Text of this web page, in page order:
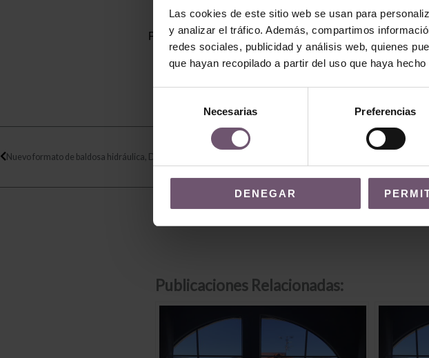
Las cookies de este sitio web se usan para
y analizar el tráfico. Además, compartimos
redes sociales, publicidad y análisis web, quienes
que hayan recopilado a partir del uso que haya
consentimiento
Necesarias Preferencias
DENEGAR
Para personalizar el diseño del rodapié recomendamos
Nuevo formato de baldosa hidráulica, Diamante
Publicaciones Relacionadas: